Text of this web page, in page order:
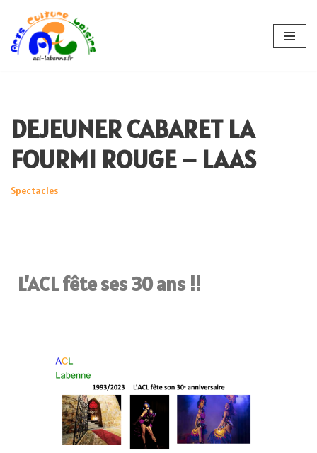
Aller
au
DEJEUNER CABARET LA
FOURMI ROUGE – LAAS
Spectacles
L’ACL fête ses 30 ans !!